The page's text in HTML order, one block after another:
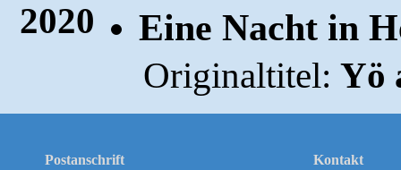
2020 Eine Nacht in
Originaltitel:Yö
Postanschrift
Kontakt